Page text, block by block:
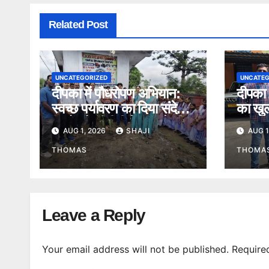
Related Post
UNCATEGORIZED
दीपका में पौधरोपण अभियान:
स्वच्छ पर्यावरण का दिया संदेश,
बच्चों को डीबीटी के फायदे भी
बताए।
AUG 1, 2026 SHAJI
THOMAS
का
AUG
Leave a Reply
Your email address will not be published.